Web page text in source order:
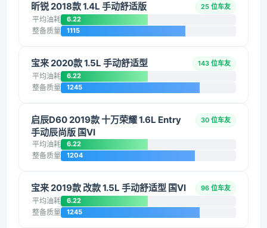
昕锐 2018款 1.4L 手动舒适版 25 位车友
平均油耗 6.22
整备质量 1115
宝来 2020款 1.5L 手动舒适型 143 位车友
平均油耗 6.22
整备质量 1245
启辰D60 2019款 十万荣耀 1.6L Entry
手动辰尚版 国VI
30 位车友
平均油耗 6.22
整备质量 1204
宝来 2019款 改款 1.5L 手动舒适型 国VI 96 位车友
平均油耗 6.22
整备质量 1245